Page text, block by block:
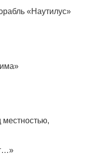
«Наутилус»